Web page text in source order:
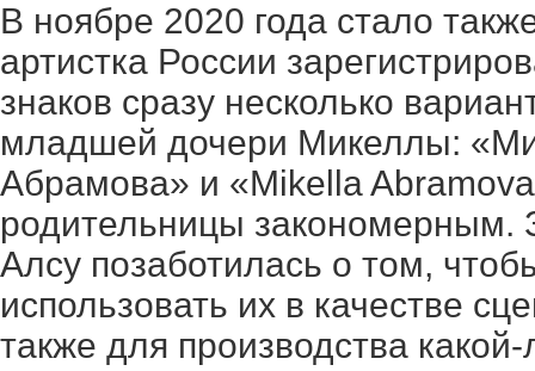
В ноябре 2020 года стало
артистка России
знаков сразу несколько
младшей дочери Микеллы:
Абрамова» и «Mikella
родительницы закономерным.
Алсу позаботилась о том,
использовать их в качестве
также для производства